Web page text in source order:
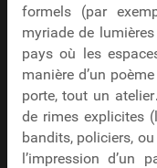
formels (par
myriade de
pays où les
manière d’un
porte, tout un
de rimes explicites
bandits, policiers,
l’impression d’un